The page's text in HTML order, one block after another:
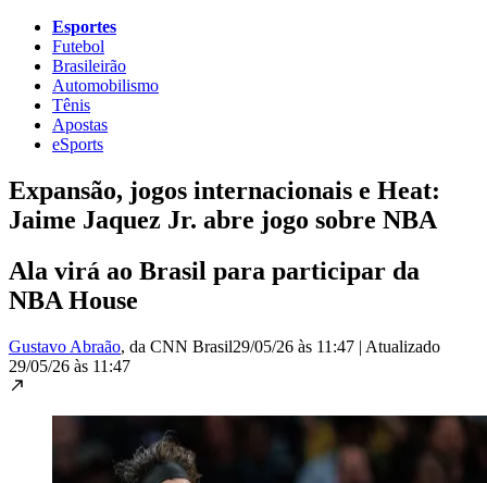
Esportes
Futebol
Brasileirão
Automobilismo
Tênis
Apostas
eSports
Expansão, jogos internacionais e Heat:
Jaime Jaquez Jr. abre jogo sobre NBA
Ala virá ao Brasil para participar da
NBA House
Gustavo Abraão, da CNN Brasil29/05/26 às 11:47 | Atualizado
29/05/26 às 11:47